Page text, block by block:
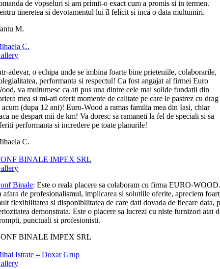
de vopseluri si am primit-o exact cum a promis si in termen.
tineretea si devotamentul lui îl felicit si inca o data multumiri.
M.
C.
adevar, o echipa unde se imbina foarte bine prieteniile, colaborarile,
performanta si respectul! Ca fost angajat al firmei Euro
va multumesc ca ati pus una dintre cele mai solide fundatii din
mea si mi-ati oferit momente de calitate pe care le pastrez cu drag
acum (dupa 12 ani)! Euro-Wood a ramas familia mea din Iasi, chiar
ne despart mii de km! Va doresc sa ramaneti la fel de speciali si sa
performanta si incredere pe toate planurile!
C.
BINALE IMPEX SRL
Binale: Este o reala placere sa colaboram cu firma EURO-
afara de profesionalismul, implicarea si solutiile oferite, apreciem
flexibilitatea si disponibilitatea de care dati dovada de fiecare data,
demonstrata. Este o placere sa lucrezi cu niste furnizori atat
punctuali si profesionisti.
BINALE IMPEX SRL
Istrate – Doxar Grup